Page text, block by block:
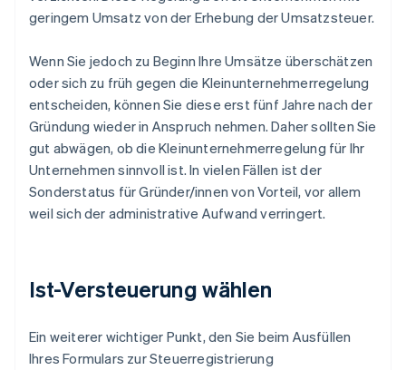
geringem Umsatz von der Erhebung der Umsatzsteuer.
Wenn Sie jedoch zu Beginn Ihre Umsätze überschätzen
oder sich zu früh gegen die Kleinunternehmerregelung
entscheiden, können Sie diese erst fünf Jahre nach der
Gründung wieder in Anspruch nehmen. Daher sollten Sie
gut abwägen, ob die Kleinunternehmerregelung für Ihr
Unternehmen sinnvoll ist. In vielen Fällen ist der
Sonderstatus für Gründer/innen von Vorteil, vor allem
weil sich der administrative Aufwand verringert.
Ist-Versteuerung wählen
Ein weiterer wichtiger Punkt, den Sie beim Ausfüllen
Ihres Formulars zur Steuerregistrierung